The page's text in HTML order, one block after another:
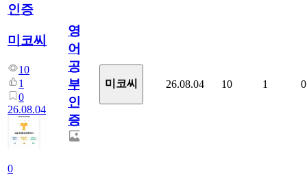
인증
미코씨
10
1
0
26.08.04
0
영
어
공
부
인
증
미코씨 26.08.04 10 1 0